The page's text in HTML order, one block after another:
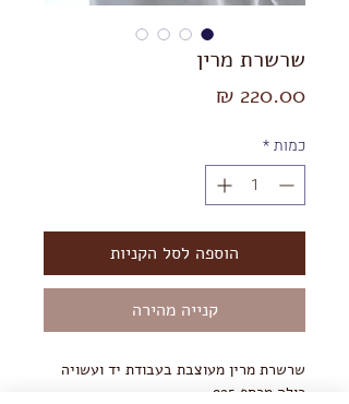
שרשרת מרין
כמות*
הוספה לסל הקניות
קנייה מהירה
שרשרת מרין מעוצבת בעבודת יד ועשויה
כולה מכסף 925.